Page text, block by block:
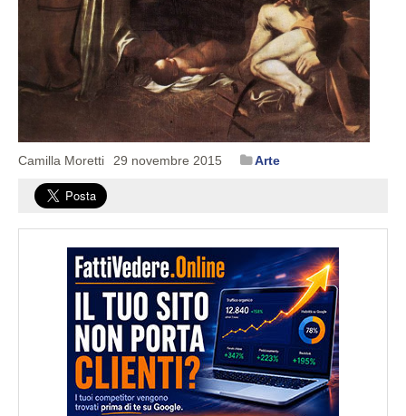
Camilla Moretti 29 novembre 2015 Arte